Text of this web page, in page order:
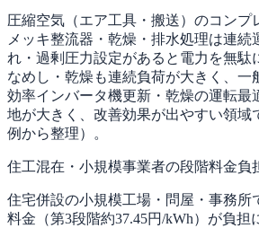
圧縮空気（エア工具・搬送）のコンプ
メッキ整流器・乾燥・排水処理は連続
れ・過剰圧力設定があると電力を無駄
なめし・乾燥も連続負荷が大きく、一
効率インバータ機更新・乾燥の運転最
地が大きく、改善効果が出やすい領域
例から整理）。
住工混在・小規模事業者の段階料金負
住宅併設の小規模工場・問屋・事務所
料金（第3段階約37.45円/kWh）が負担